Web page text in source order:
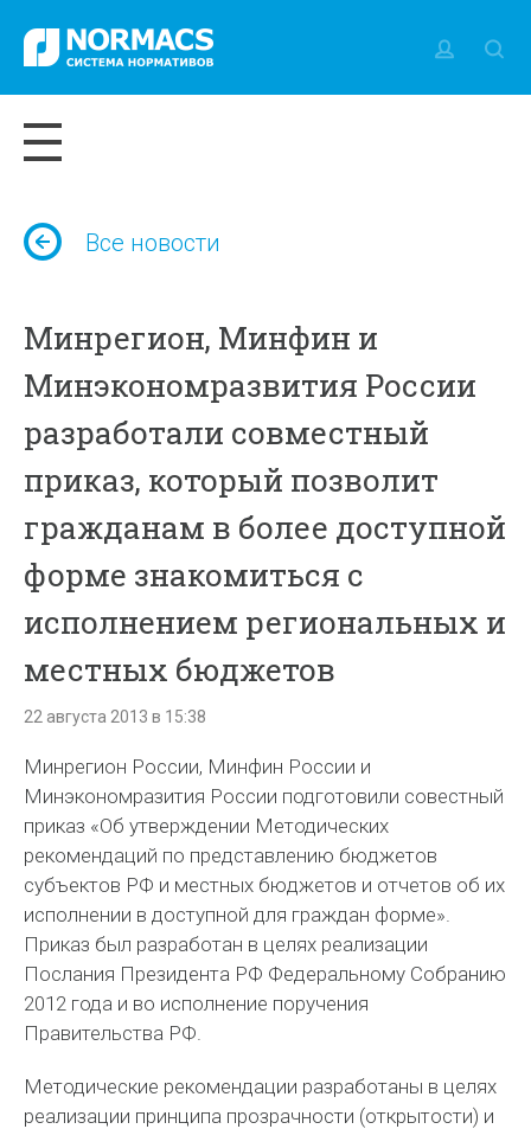
Все новости
Минрегион, Минфин и
Минэкономразвития России
разработали совместный
приказ, который позволит
гражданам в более доступной
форме знакомиться с
исполнением региональных и
местных бюджетов
22 августа 2013 в 15:38
Минрегион России, Минфин России и
Минэкономразития России подготовили совестный
приказ «Об утверждении Методических
рекомендаций по представлению бюджетов
субъектов РФ и местных бюджетов и отчетов об их
исполнении в доступной для граждан форме».
Приказ был разработан в целях реализации
Послания Президента РФ Федеральному Собранию
2012 года и во исполнение поручения
Правительства РФ.
Методические рекомендации разработаны в целях
реализации принципа прозрачности (открытости) и